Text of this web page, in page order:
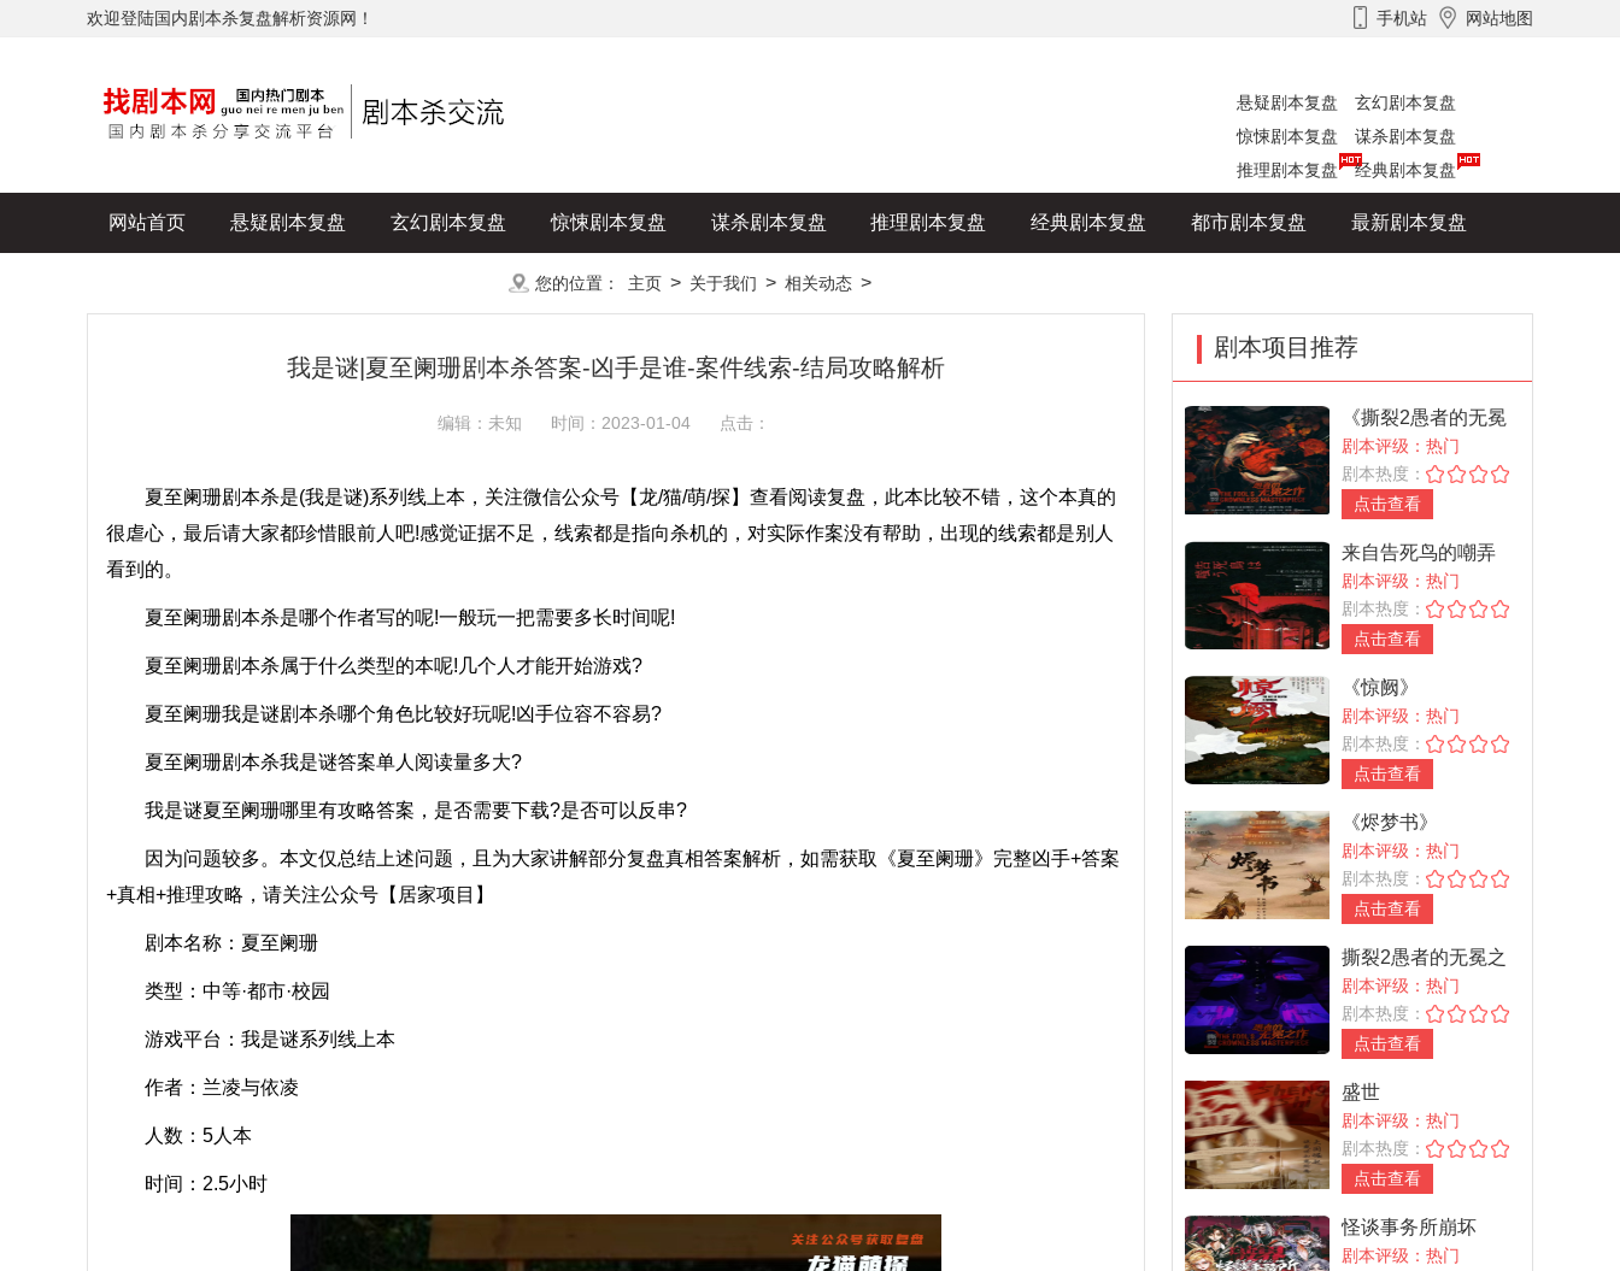
欢迎登陆国内剧本杀复盘解析资源网！ 手机站 网站地图
悬疑剧本复盘
玄幻剧本复盘
惊悚剧本复盘
谋杀剧本复盘
推理剧本复盘
经典剧本复盘
网站首页 悬疑剧本复盘 玄幻剧本复盘 惊悚剧本复盘 谋杀剧本复盘 推理剧本复盘 经典剧本复盘 都市剧本复盘 最新剧本复盘
您的位置： 主页 > 关于我们 > 相关动态 >
我是谜|夏至阑珊剧本杀答案-凶手是谁-案件线索-结局攻略解析
编辑：未知 时间：2023-01-04 点击：
夏至阑珊剧本杀是(我是谜)系列线上本，关注微信公众号【龙/猫/萌/探】查看阅读复盘，此本比较不错，这个本真的
很虐心，最后请大家都珍惜眼前人吧!感觉证据不足，线索都是指向杀机的，对实际作案没有帮助，出现的线索都是别人
看到的。
夏至阑珊剧本杀是哪个作者写的呢!一般玩一把需要多长时间呢!
夏至阑珊剧本杀属于什么类型的本呢!几个人才能开始游戏?
夏至阑珊我是谜剧本杀哪个角色比较好玩呢!凶手位容不容易?
夏至阑珊剧本杀我是谜答案单人阅读量多大?
我是谜夏至阑珊哪里有攻略答案，是否需要下载?是否可以反串?
因为问题较多。本文仅总结上述问题，且为大家讲解部分复盘真相答案解析，如需获取《夏至阑珊》完整凶手+答案
+真相+推理攻略，请关注公众号【居家项目】
剧本名称：夏至阑珊
类型：中等·都市·校园
游戏平台：我是谜系列线上本
作者：兰凌与依凌
人数：5人本
时间：2.5小时
剧本项目推荐
《撕裂2愚者的无冕
之作》
剧本评级：热门
剧本热度：
点击查看
来自告死鸟的嘲弄
剧本评级：热门
剧本热度：
点击查看
《惊阙》
剧本评级：热门
剧本热度：
点击查看
《烬梦书》
剧本评级：热门
剧本热度：
点击查看
撕裂2愚者的无冕之
作
剧本评级：热门
剧本热度：
点击查看
盛世
剧本评级：热门
剧本热度：
点击查看
怪谈事务所崩坏
剧本评级：热门